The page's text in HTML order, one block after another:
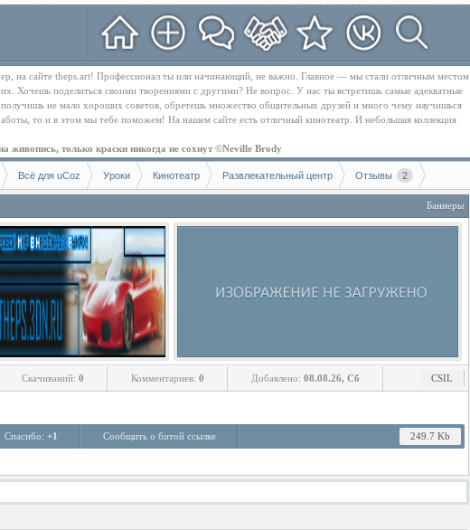
на сайте theps.art! Профессионал ты или начинающий, не важно. Главное — мы стали отличным местом
Хочешь поделиться своими творениями с другими? Не вопрос. У нас ты встретишь самые адекватные
получишь не мало хороших советов, обретешь множество общительных друзей и много чему научишься
то и в этом мы тебе поможем! На нашем сайте есть отличный кинотеатр. И небольшая коллекция
живопись, только краски никогда не сохнут ©Neville Brody
Всё для uCoz Уроки Кинотеатр Развлекательный центр Отзывы 2
Баннеры
Скачиваний: 0 Комментариев: 0 Добавлено: 08.08.26, Сб CSIL
Спасибо: +1 Сообщить о битой ссылке 249.7 Kb